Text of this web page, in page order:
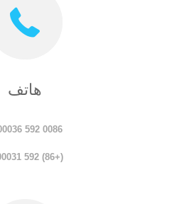
هاتف
0086 592 5500036
(+86) 592 5500031